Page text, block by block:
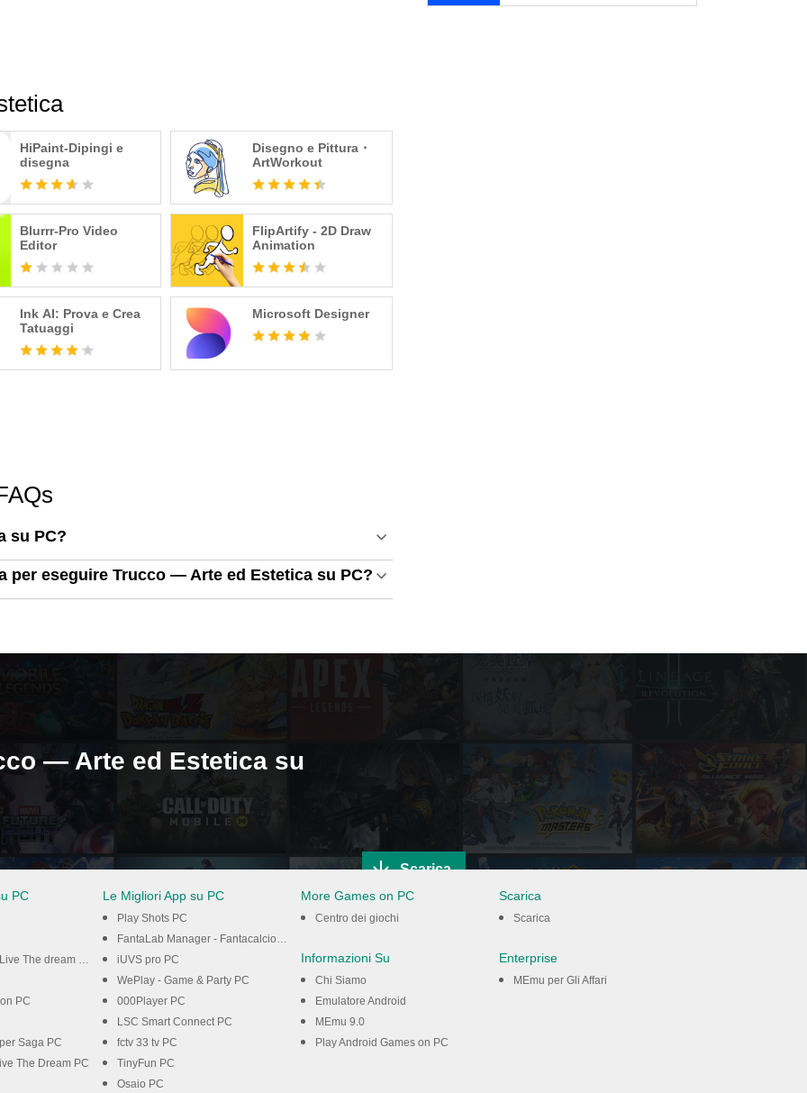
HiPaint-Dipingi e
disegna
Disegno e Pittura・
ArtWorkout
Blurrr-Pro Video
Editor
FlipArtify - 2D Draw
Animation
Ink AI: Prova e Crea
Tatuaggi
Microsoft Designer
su PC?
eseguire Trucco — Arte ed Estetica su PC?
— Arte ed Estetica su
Scarica
PC
The dream PC
PC
Saga PC
The Dream PC
Le Migliori App su PC
Play Shots PC
FantaLab Manager - Fantacalcio PC
iUVS pro PC
WePlay - Game & Party PC
000Player PC
LSC Smart Connect PC
fctv 33 tv PC
TinyFun PC
Osaio PC
More Games on PC
Centro dei giochi
Informazioni Su
Chi Siamo
Emulatore Android
MEmu 9.0
Play Android Games on PC
Scarica
Scarica
Enterprise
MEmu per Gli Affari